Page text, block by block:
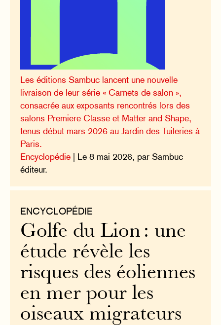
Les éditions Sambuc lancent une nouvelle
livraison de leur série « Carnets de salon »,
consacrée aux exposants rencontrés lors des
salons Premiere Classe et Matter and Shape,
tenus début mars 2026 au Jardin des Tuileries à
Paris.
Encyclopédie | Le 8 mai 2026, par Sambuc
éditeur.
ENCYCLOPÉDIE
Golfe du Lion : une
étude révèle les
risques des éoliennes
en mer pour les
oiseaux migrateurs